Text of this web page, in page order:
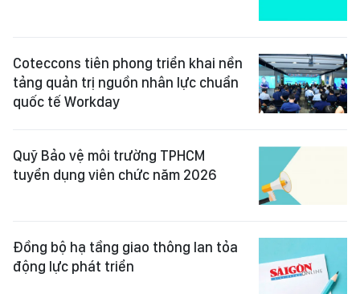
Coteccons tiên phong triển khai nền
tảng quản trị nguồn nhân lực chuẩn
quốc tế Workday
Quỹ Bảo vệ môi trường TPHCM
tuyển dụng viên chức năm 2026
Đồng bộ hạ tầng giao thông lan tỏa
động lực phát triển